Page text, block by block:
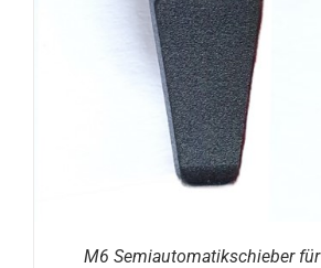
M6 Semiautomatikschieber für
PRODUKT
WEIST
MEHRERE
VARIANTEN
AUF.
DIE